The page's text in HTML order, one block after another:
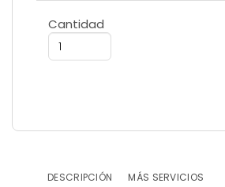
Cantidad
DESCRIPCIÓN MÁS SERVICIOS